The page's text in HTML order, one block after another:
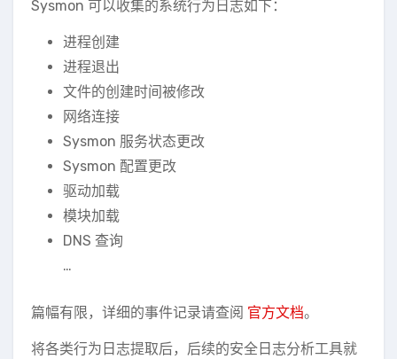
Sysmon 可以收集的系统行为日志如下：
进程创建
进程退出
文件的创建时间被修改
网络连接
Sysmon 服务状态更改
Sysmon 配置更改
驱动加载
模块加载
DNS 查询
…
篇幅有限，详细的事件记录请查阅 官方文档。
将各类行为日志提取后，后续的安全日志分析工具就